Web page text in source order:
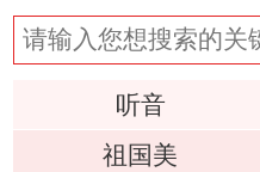
听音
祖国美